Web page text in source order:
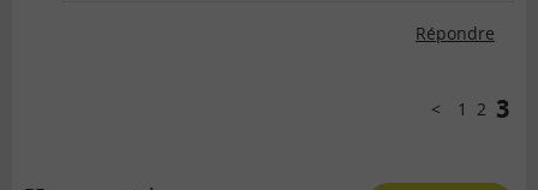
Répondre
Précédent
1 2 3